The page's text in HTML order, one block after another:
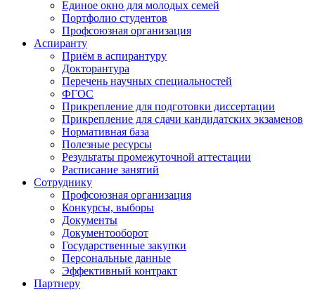
Единое окно для молодых семей
Портфолио студентов
Профсоюзная организация
Аспиранту
Приём в аспирантуру
Докторантура
Перечень научных специальностей
ФГОС
Прикрепление для подготовки диссертации
Прикрепление для сдачи кандидатских экзаменов
Нормативная база
Полезные ресурсы
Результаты промежуточной аттестации
Расписание занятий
Сотруднику
Профсоюзная организация
Конкурсы, выборы
Документы
Документооборот
Государственные закупки
Персональные данные
Эффективный контракт
Партнеру